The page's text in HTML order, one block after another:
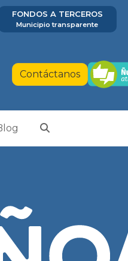
FONDOS A TERCEROS
Municipio transparente
Contáctanos